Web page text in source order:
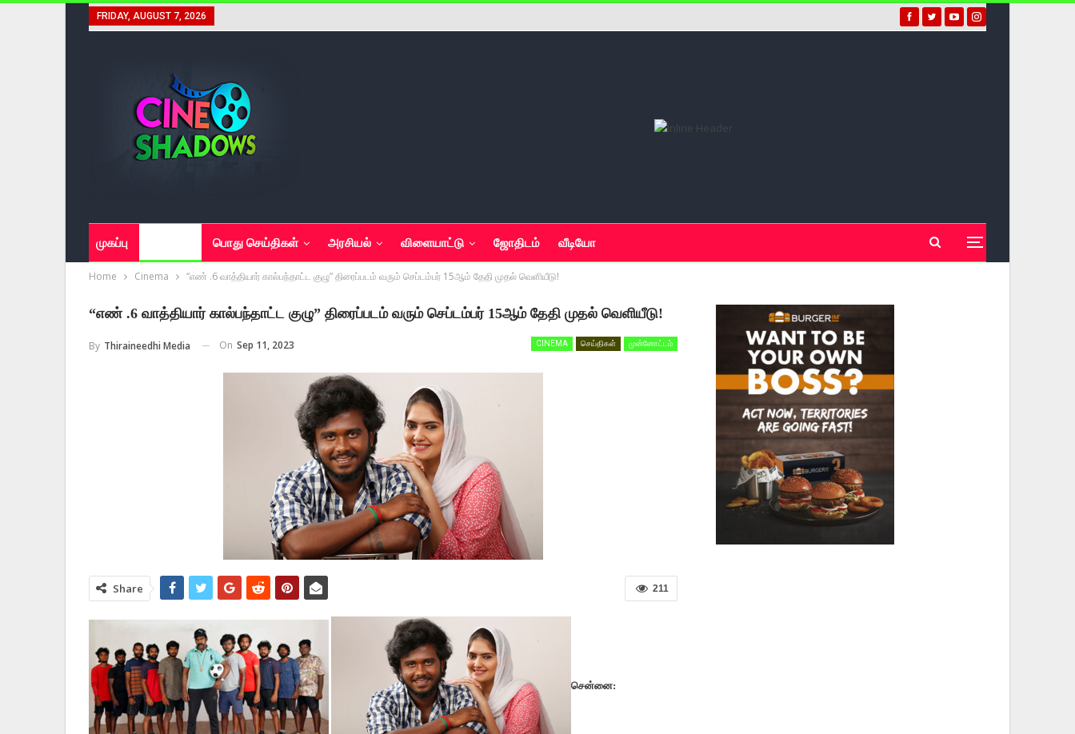
FRIDAY, AUGUST 7, 2026
முகப்பு பொது செய்திகள் அரசியல் விளையாட்டு ஜோதிடம் வீடியோ
Home Cinema “எண் .6 வாத்தியார் கால்பந்தாட்ட குழு” திரைப்படம் வரும் செப்டம்பர் 15ஆம் தேதி முதல் வெளியீடு!
“எண் .6 வாத்தியார் கால்பந்தாட்ட குழு” திரைப்படம் வரும் செப்டம்பர் 15ஆம் தேதி முதல் வெளியீடு!
CINEMA செய்திகள் முன்னோட்டம்
By Thiraineedhi Media On Sep 11, 2023
211
Share
சென்னை: